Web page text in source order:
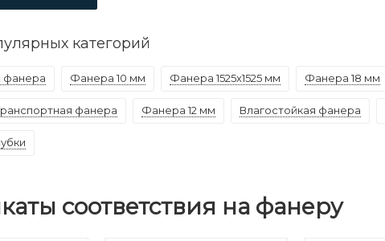
категорий
фанера Фанера 10 мм Фанера 1525х1525 мм Фанера 18 мм
фанера Фанера 12 мм Влагостойкая фанера
соответствия на фанеру